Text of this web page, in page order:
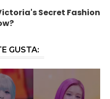
Secret Fashion
GUSTA: